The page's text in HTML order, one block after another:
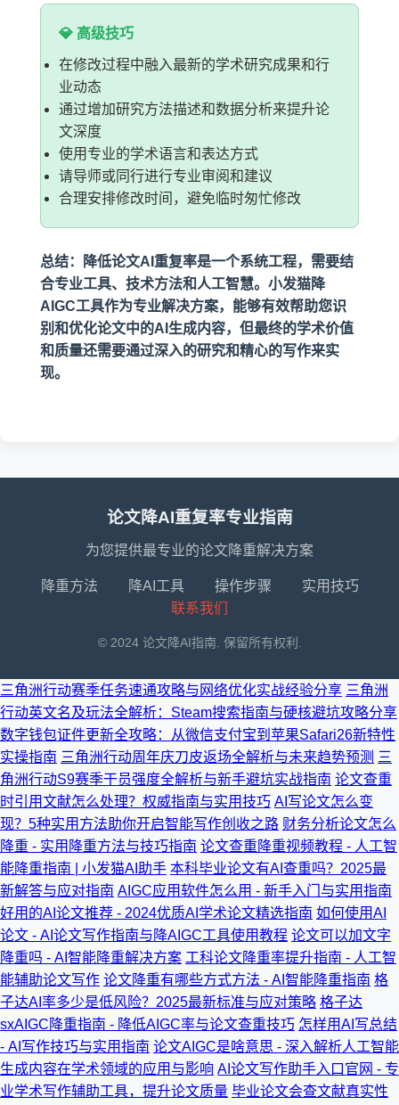
💎 高级技巧
在修改过程中融入最新的学术研究成果和行
业动态
通过增加研究方法描述和数据分析来提升论
文深度
使用专业的学术语言和表达方式
请导师或同行进行专业审阅和建议
合理安排修改时间，避免临时匆忙修改
总结：降低论文AI重复率是一个系统工程，需要结
合专业工具、技术方法和人工智慧。小发猫降
AIGC工具作为专业解决方案，能够有效帮助您识
别和优化论文中的AI生成内容，但最终的学术价值
和质量还需要通过深入的研究和精心的写作来实
现。
论文降AI重复率专业指南
为您提供最专业的论文降重解决方案
降重方法 降AI工具 操作步骤
实用技巧
联系我们
© 2024 论文降AI指南. 保留所有权利.
三角洲行动赛季任务速通攻略与网络优化实战经验分享 三角洲
行动英文名及玩法全解析：Steam搜索指南与硬核避坑攻略分享
数字钱包证件更新全攻略：从微信支付宝到苹果Safari26新特性
实操指南 三角洲行动周年庆刀皮返场全解析与未来趋势预测 三
角洲行动S9赛季干员强度全解析与新手避坑实战指南 论文查重
时引用文献怎么处理？权威指南与实用技巧 AI写论文怎么变
现？5种实用方法助你开启智能写作创收之路 财务分析论文怎么
降重 - 实用降重方法与技巧指南 论文查重降重视频教程 - 人工智
能降重指南 | 小发猫AI助手 本科毕业论文有AI查重吗？2025最
新解答与应对指南 AIGC应用软件怎么用 - 新手入门与实用指南
好用的AI论文推荐 - 2024优质AI学术论文精选指南 如何使用AI
论文 - AI论文写作指南与降AIGC工具使用教程 论文可以加文字
降重吗 - AI智能降重解决方案 工科论文降重率提升指南 - 人工智
能辅助论文写作 论文降重有哪些方式方法 - AI智能降重指南 格
子达AI率多少是低风险？2025最新标准与应对策略 格子达
sxAIGC降重指南 - 降低AIGC率与论文查重技巧 怎样用AI写总结
- AI写作技巧与实用指南 论文AIGC是啥意思 - 深入解析人工智能
生成内容在学术领域的应用与影响 AI论文写作助手入口官网 - 专
业学术写作辅助工具，提升论文质量 毕业论文会查文献真实性